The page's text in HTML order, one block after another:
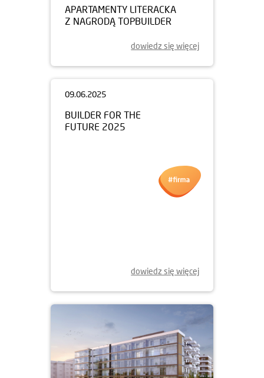
APARTAMENTY LITERACKA
Z NAGRODĄ TOPBUILDER
dowiedz się więcej
dowiedz się więcej